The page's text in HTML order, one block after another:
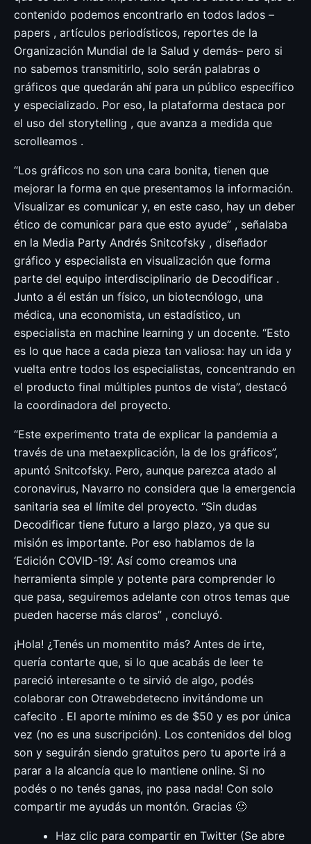
contenido podemos encontrarlo en todos lados –
papers , artículos periodísticos, reportes de la
Organización Mundial de la Salud y demás– pero si
no sabemos transmitirlo, solo serán palabras o
gráficos que quedarán ahí para un público específico
y especializado. Por eso, la plataforma destaca por
el uso del storytelling , que avanza a medida que
scrolleamos .
“Los gráficos no son una cara bonita, tienen que
mejorar la forma en que presentamos la información.
Visualizar es comunicar y, en este caso, hay un deber
ético de comunicar para que esto ayude” , señalaba
en la Media Party Andrés Snitcofsky , diseñador
gráfico y especialista en visualización que forma
parte del equipo interdisciplinario de Decodificar .
Junto a él están un físico, un biotecnólogo, una
médica, una economista, un estadístico, un
especialista en machine learning y un docente. “Esto
es lo que hace a cada pieza tan valiosa: hay un ida y
vuelta entre todos los especialistas, concentrando en
el producto final múltiples puntos de vista”, destacó
la coordinadora del proyecto.
“Este experimento trata de explicar la pandemia a
través de una metaexplicación, la de los gráficos”,
apuntó Snitcofsky. Pero, aunque parezca atado al
coronavirus, Navarro no considera que la emergencia
sanitaria sea el límite del proyecto. “Sin dudas
Decodificar tiene futuro a largo plazo, ya que su
misión es importante. Por eso hablamos de la
‘Edición COVID-19’. Así como creamos una
herramienta simple y potente para comprender lo
que pasa, seguiremos adelante con otros temas que
pueden hacerse más claros” , concluyó.
¡Hola! ¿Tenés un momentito más? Antes de irte,
quería contarte que, si lo que acabás de leer te
pareció interesante o te sirvió de algo, podés
colaborar con Otrawebdetecno invitándome un
cafecito . El aporte mínimo es de $50 y es por única
vez (no es una suscripción). Los contenidos del blog
son y seguirán siendo gratuitos pero tu aporte irá a
parar a la alcancía que lo mantiene online. Si no
podés o no tenés ganas, ¡no pasa nada! Con solo
compartir me ayudás un montón. Gracias 🙂
Haz clic para compartir en Twitter (Se abre